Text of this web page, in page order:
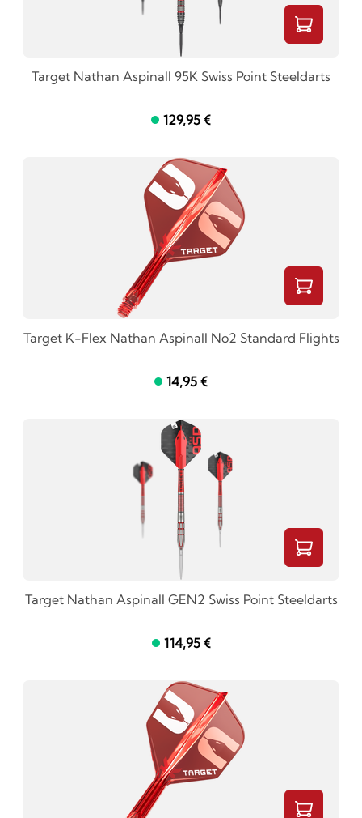
Target Nathan Aspinall 95K Swiss Point Steeldarts
129,95 €
Target K-Flex Nathan Aspinall No2 Standard Flights
14,95 €
Target Nathan Aspinall GEN2 Swiss Point Steeldarts
114,95 €